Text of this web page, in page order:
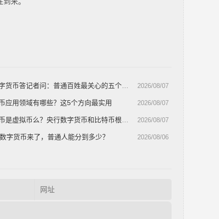
2026/08/07
货币答记者问：普通百姓最关心的五个问题
2026/08/07
应用领域有哪些？这5个方向最实用
2026/08/07
虚拟币么？央行数字货币和比特币根本不是一回事
2026/08/06
字货币来了，普通人能分到多少？